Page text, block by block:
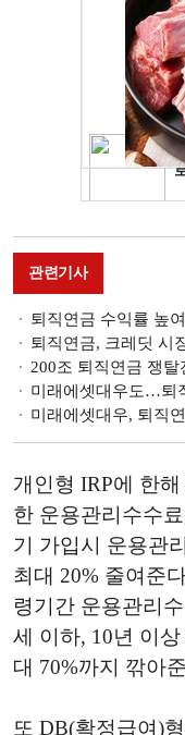
관련기사
퇴직연금 수익률 높여라…
퇴직연금, 크레딧 시
200조 퇴직연금 쟁탈
미래에셋대우도…퇴
미래에셋대우, 퇴직연
개인형 IRP에 한
한 운용관리수수
기 가입시 운용관
최대 20% 줄여준
령기간 운용관리
세 이하, 10년 이
대 70%까지 깎아
또 DB(확정급여)